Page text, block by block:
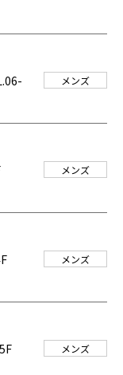
メンズ
メンズ
メンズ
メンズ